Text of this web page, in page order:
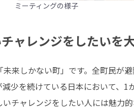
ミーティングの様子
ャレンジをしたいを
来しかない町」です。全町民が
少を続けている日本において、
チャレンジをしたい人には魅力的